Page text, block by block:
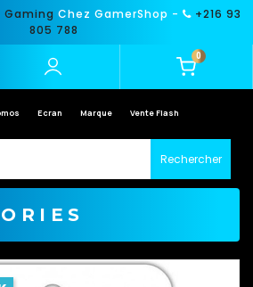
Gaming Chez GamerShop -
+216 93
805 788
0
Ecran Marque Vente Flash
Rechercher